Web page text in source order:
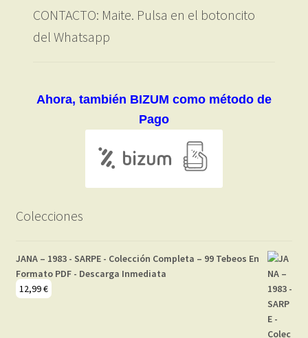
CONTACTO: Maite. Pulsa en el botoncito
del Whatsapp
Ahora, también BIZUM como método de
Pago
Colecciones
JANA – 1983 - SARPE - Colección Completa – 99 Tebeos En
Formato PDF - Descarga Inmediata
12,99€